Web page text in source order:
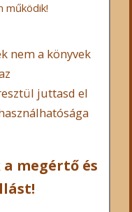
működik!
nem a könyvek
juttasd el
a megértő és